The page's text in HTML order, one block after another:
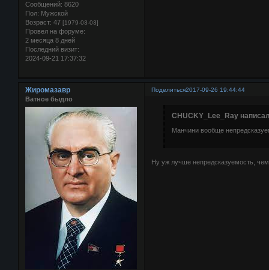
Сообщений: 8620
Пол: Мужской
Возраст: 47 [1979-03-03]
Провел на форуме:
2 месяца 8 дней
Последний визит:
2024-09-21 17:37:32
Поделиться2017-09-26 19:44:44
Жиромазавр
Ватное быдло
CHUCKY_Lee_Ray
Манчини вообще
Ну уж лучше непредсказуемость,